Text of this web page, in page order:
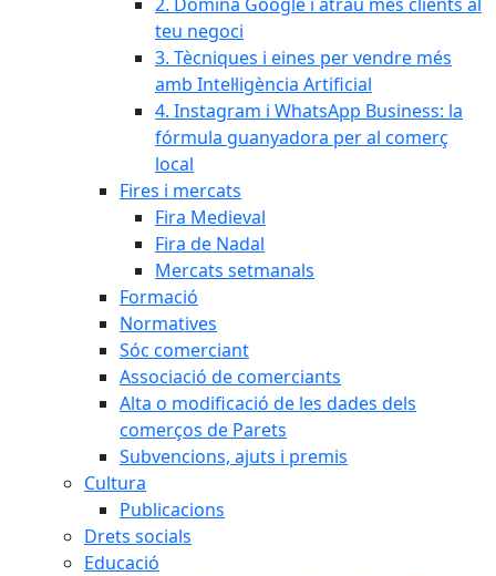
teu negoci
3. Tècniques i eines per vendre més
amb Intel·ligència Artificial
4. Instagram i WhatsApp Business: la
fórmula guanyadora per al comerç
local
Fires i mercats
Fira Medieval
Fira de Nadal
Mercats setmanals
Formació
Normatives
Sóc comerciant
Associació de comerciants
Alta o modificació de les dades dels
comerços de Parets
Subvencions, ajuts i premis
Cultura
Publicacions
Drets socials
Educació